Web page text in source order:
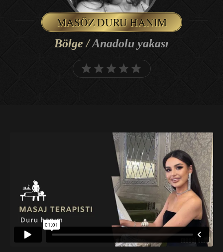
MASÖZ DURU HANIM
Bölge /Anadolu yakası